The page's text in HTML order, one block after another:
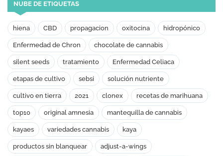
NUBE DE ETIQUETAS
hiena CBD propagacion oxitocina hidropónico
Enfermedad de Chron chocolate de cannabis
silent seeds tratamiento Enfermedad Celiaca
etapas de cultivo sebsi solución nutriente
cultivo en tierra 2021 clonex recetas de marihuana
top10 original amnesia mantequilla de cannabis
kayaes variedades cannabis kaya
productos sin blanquear adjust-a-wings